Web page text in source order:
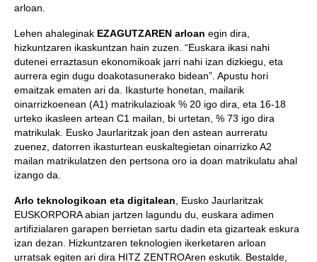
arloan.
Lehen ahaleginak EZAGUTZAREN arloan egin dira,
hizkuntzaren ikaskuntzan hain zuzen. “Euskara ikasi nahi
dutenei erraztasun ekonomikoak jarri nahi izan dizkiegu, eta
aurrera egin dugu doakotasunerako bidean”. Apustu hori
emaitzak ematen ari da. Ikasturte honetan, mailarik
oinarrizkoenean (A1) matrikulazioak % 20 igo dira, eta 16-18
urteko ikasleen artean C1 mailan, bi urtetan, % 73 igo dira
matrikulak. Eusko Jaurlaritzak joan den astean aurreratu
zuenez, datorren ikasturtean euskaltegietan oinarrizko A2
mailan matrikulatzen den pertsona oro ia doan matrikulatu ahal
izango da.
Arlo teknologikoan eta digitalean , Eusko Jaurlaritzak
EUSKORPORA abian jartzen lagundu du, euskara adimen
artifizialaren garapen berrietan sartu dadin eta gizarteak eskura
izan dezan. Hizkuntzaren teknologien ikerketaren arloan
urratsak egiten ari dira HITZ ZENTROAren eskutik. Bestalde,